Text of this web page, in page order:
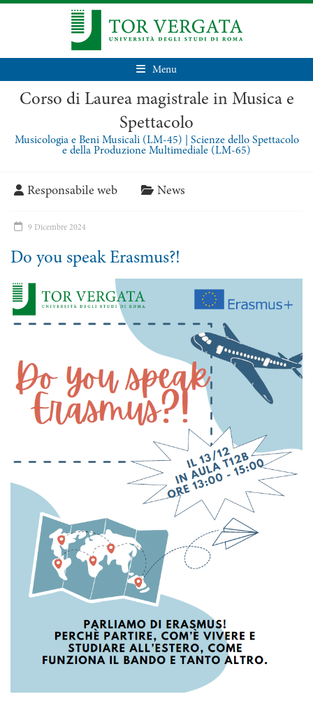
Menu
Corso di Laurea magistrale in Musica e
Spettacolo
Musicologia e Beni Musicali (LM-45) | Scienze dello Spettacolo
e della Produzione Multimediale (LM-65)
Responsabile web News
9 Dicembre 2024
Do you speak Erasmus?!